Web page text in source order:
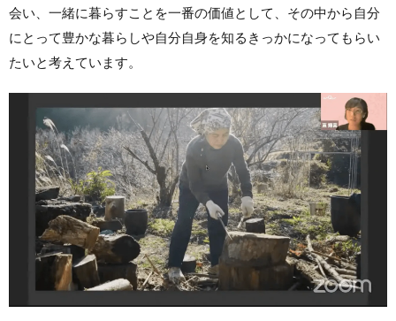
会い、一緒に暮らすことを一番の価値として、その中から自分
にとって豊かな暮らしや自分自身を知るきっかになってもらい
たいと考えています。